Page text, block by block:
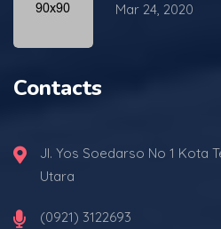
Mar 24, 2020
Contacts
Jl. Yos Soedarso No 1 Kota
Utara
(0921) 3122693